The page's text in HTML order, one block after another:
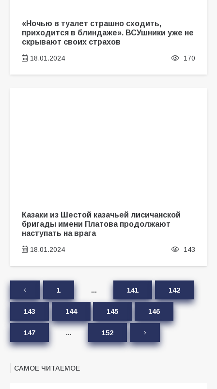
«Ночью в туалет страшно сходить,
приходится в блиндаже». ВСУшники уже не
скрывают своих страхов
18.01.2024 170
Казаки из Шестой казачьей лисичанской
бригады имени Платова продолжают
наступать на врага
18.01.2024 143
1 … 141 142
143 144 145 146
147 … 152
САМОЕ ЧИТАЕМОЕ